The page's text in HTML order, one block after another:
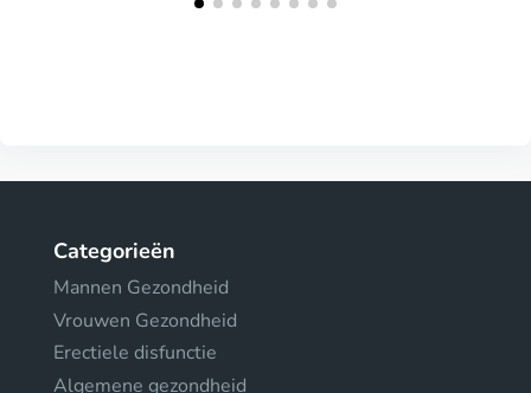
Categorieën
Mannen Gezondheid
Vrouwen Gezondheid
Erectiele disfunctie
Algemene gezondheid